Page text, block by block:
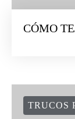
CÓMO
TRUCOS